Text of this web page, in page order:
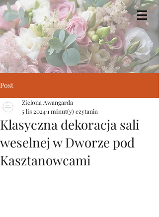
Zielona Awangarda
Post
Klasyczna dekoracja sali
weselnej w Dworze pod
Kasztanowcami
Zielona Awangarda
5 lis 20241 minut(y) czytania